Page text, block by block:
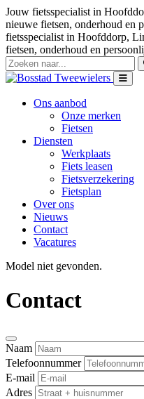
Jouw fietsspecialist in
nieuwe fietsen, onderhoud en
fietsspecialist in Hoofddorp,
fietsen, onderhoud en
Ons aanbod
Onze merken
Fietsen
Diensten
Werkplaats
Fiets leasen
Fietsverzekering
Fietsplan
Over ons
Nieuws
Contact
Vacatures
Model niet gevonden.
Contact
Naam
Telefoonnummer
E-mail
Adres